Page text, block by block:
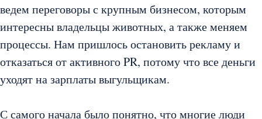
ведем переговоры с крупным бизнесом, которым
интересны владельцы животных, а также меняем
процессы. Нам пришлось остановить рекламу и
отказаться от активного PR, потому что все деньги
уходят на зарплаты выгульщикам.
С самого начала было понятно, что многие люди